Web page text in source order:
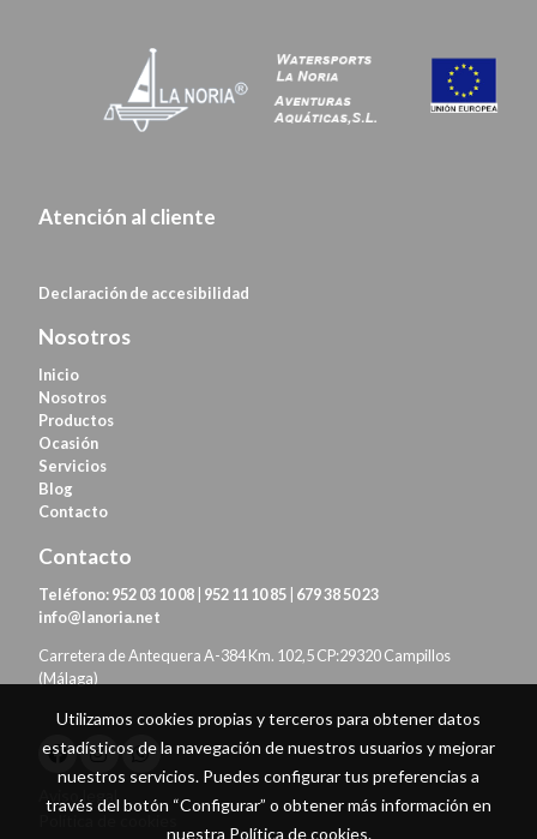
Atención al cliente
Declaración de accesibilidad
Nosotros
Inicio
Nosotros
Productos
Ocasión
Servicios
Blog
Contacto
Contacto
Teléfono:952 03 10 08 952 11 10 85 679 38 50 23
info@lanoria.net
Carretera de Antequera A-384 Km. 102,5 CP:29320 Campillos
(Málaga)
Aviso legal
Utilizamos cookies propias y terceros para obtener datos
estadísticos de la navegación de nuestros usuarios y mejorar
nuestros servicios. Puedes configurar tus preferencias a
través del botón “Configurar” o obtener más información en
nuestra Política de cookies.